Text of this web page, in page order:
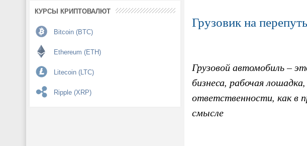
КУРСЫ КРИПТОВАЛЮТ
Bitcoin (BTC)
Ethereum (ETH)
Litecoin (LTC)
Ripple (XRP)
Грузовик на
Грузовой автомобиль –
бизнеса, рабочая
ответственности, как в
смысле